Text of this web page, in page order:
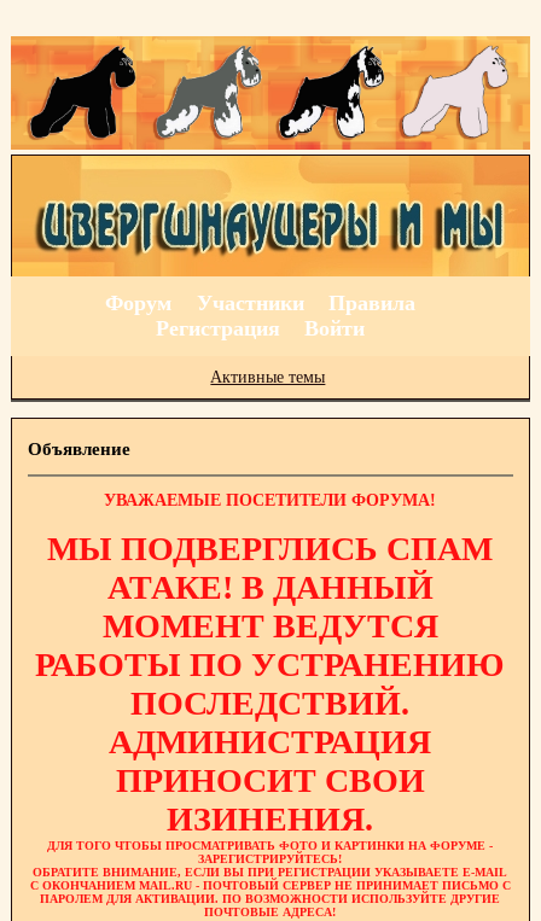
Форум Участники
Правила
Регистрация
Войти
Активные темы
Объявление
УВАЖАЕМЫЕ ПОСЕТИТЕЛИ ФОРУМА!
МЫ ПОДВЕРГЛИСЬ СПАМ
АТАКЕ! В ДАННЫЙ
МОМЕНТ ВЕДУТСЯ
РАБОТЫ ПО УСТРАНЕНИЮ
ПОСЛЕДСТВИЙ.
АДМИНИСТРАЦИЯ
ПРИНОСИТ СВОИ
ИЗИНЕНИЯ.
ДЛЯ ТОГО ЧТОБЫ ПРОСМАТРИВАТЬ ФОТО И КАРТИНКИ НА ФОРУМЕ -
ЗАРЕГИСТРИРУЙТЕСЬ!
ОБРАТИТЕ ВНИМАНИЕ, ЕСЛИ ВЫ ПРИ РЕГИСТРАЦИИ УКАЗЫВАЕТЕ E-MAIL
С ОКОНЧАНИЕМ MAIL.RU - ПОЧТОВЫЙ СЕРВЕР НЕ ПРИНИМАЕТ ПИСЬМО С
ПАРОЛЕМ ДЛЯ АКТИВАЦИИ. ПО ВОЗМОЖНОСТИ ИСПОЛЬЗУЙТЕ ДРУГИЕ
ПОЧТОВЫЕ АДРЕСА!